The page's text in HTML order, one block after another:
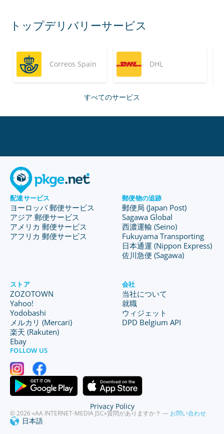
トップデリバリーサービス
Correos Spain DHL
すべてのサービス
配達サービス
ヨーロッパ 郵便サービス
アジア 郵便サービス
アメリカ 郵便サービス
アフリカ 郵便サービス
郵便物の追跡
郵便局 (Japan Post)
Sagawa Global
西濃運輸 (Seino)
Fukuyama Transporting
日本通運 (Nippon Express)
佐川急便 (Sagawa)
ストア
ZOZOTOWN
Yahoo!
Yodobashi
メルカリ (Mercari)
楽天 (Rakuten)
Ebay
会社
当社について
就職
ウィジェット
DPD Belgium API
FOLLOW US
© 2026 «AA INTERNET-MEDIA JSC»質問がありますか？ — お問い合わせ
日本語
Privacy Policy